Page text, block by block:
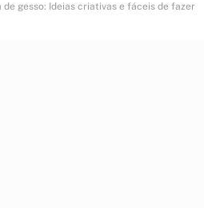
de gesso: Ideias criativas e fáceis de fazer